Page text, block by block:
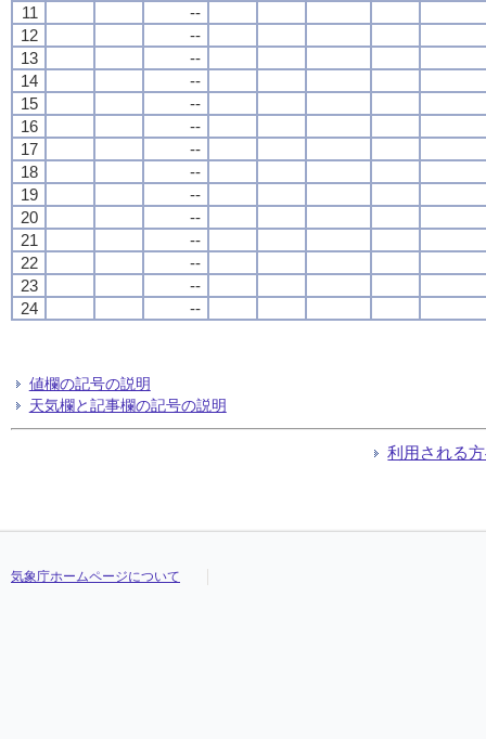
11
--
12
--
13
--
14
--
15
--
16
--
17
--
18
--
19
--
20
--
21
--
22
--
23
--
24
--
値欄の記号の説明
天気欄と記事欄の記号の説明
利用される
気象庁ホームページについて